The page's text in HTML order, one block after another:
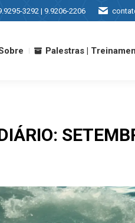
3292 | 9.9206-2206
Palestras |
Palestras |